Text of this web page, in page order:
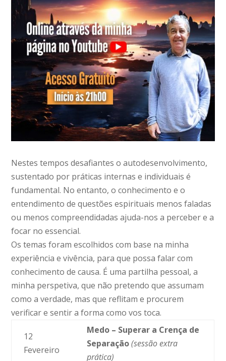
Nestes tempos desafiantes o autodesenvolvimento,
sustentado por práticas internas e individuais é
fundamental. No entanto, o conhecimento e o
entendimento de questões espirituais menos faladas
ou menos compreendidadas ajuda-nos a perceber e a
focar no essencial.
Os temas foram escolhidos com base na minha
experiência e vivência, para que possa falar com
conhecimento de causa. É uma partilha pessoal, a
minha perspetiva, que não pretendo que assumam
como a verdade, mas que reflitam e procurem
verificar e sentir a forma como vos toca.
12
Fevereiro
Medo – Superar a Crença de
Separação (sessão extra
prática)